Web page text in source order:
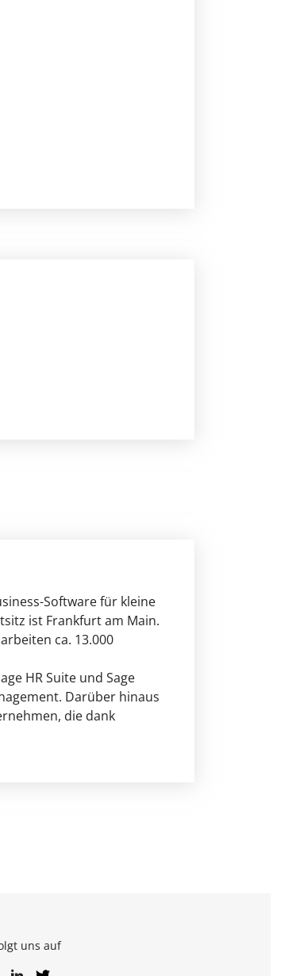
Software für kleine
ist Frankfurt am Main.
ca. 13.000
HR Suite und Sage
Darüber hinaus
die dank
uns auf